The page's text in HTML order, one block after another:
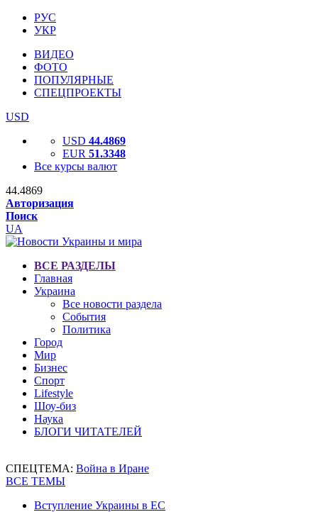
РУС
УКР
ВИДЕО
ФОТО
ПОПУЛЯРНЫЕ
СПЕЦПРОЕКТЫ
USD
USD 44.4869
EUR 51.3348
Все курсы валют
44.4869
Авторизация
Поиск
UA
ВСЕ РАЗДЕЛЫ
Главная
Украина
Все новости раздела
События
Политика
Город
Мир
Бизнес
Спорт
Lifestyle
Шоу-биз
Наука
БЛОГИ ЧИТАТЕЛЕЙ
СПЕЦТЕМА: Война в Иране
ВСЕ ТЕМЫ
Вступление Украины в ЕС